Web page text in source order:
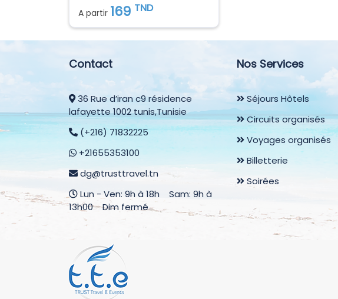
A partir 169 TND
Contact
36 Rue d’iran c9 résidence
lafayette 1002 tunis,Tunisie
(+216) 71832225
+21655353100
dg@trusttravel.tn
Lun - Ven: 9h à 18h Sam: 9h à
13h00 Dim fermé
Nos Services
Séjours Hôtels
Circuits organisés
Voyages organisés
Billetterie
Soirées